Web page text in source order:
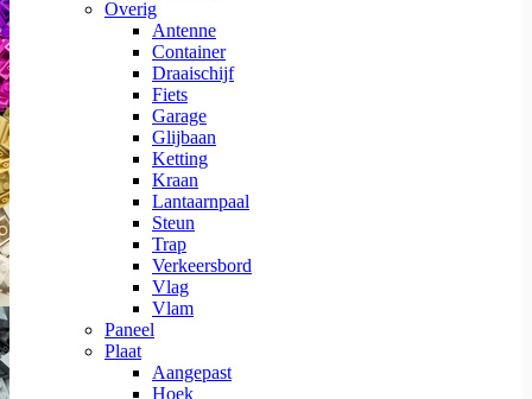
Overig
Antenne
Container
Draaischijf
Fiets
Garage
Glijbaan
Ketting
Kraan
Lantaarnpaal
Steun
Trap
Verkeersbord
Vlag
Vlam
Paneel
Plaat
Aangepast
Hoek